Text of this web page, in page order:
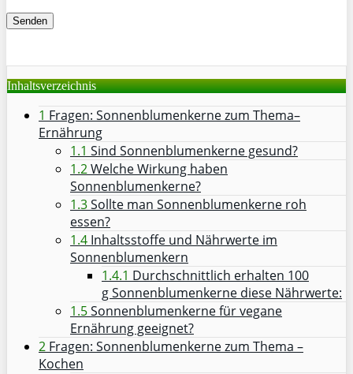
Inhaltsverzeichnis
1 Fragen: Sonnenblumenkerne zum Thema–
Ernährung
1.1 Sind Sonnenblumenkerne gesund?
1.2Welche Wirkung haben
Sonnenblumenkerne?
1.3Sollte man Sonnenblumenkerne roh
essen?
1.4 Inhaltsstoffe und Nährwerte im
Sonnenblumenkern
1.4.1 Durchschnittlich erhalten 100
g Sonnenblumenkerne diese Nährwerte:
1.5Sonnenblumenkerne für vegane
Ernährung geeignet?
2 Fragen: Sonnenblumenkerne zum Thema –
Kochen